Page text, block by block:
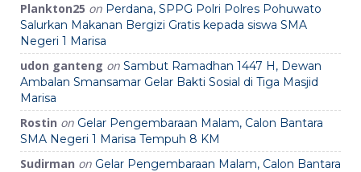
Plankton25 on Perdana, SPPG Polri Polres Pohuwato
Salurkan Makanan Bergizi Gratis kepada siswa SMA
Negeri 1 Marisa
udon ganteng on Sambut Ramadhan 1447 H, Dewan
Ambalan Smansamar Gelar Bakti Sosial di Tiga Masjid
Marisa
Rostin on Gelar Pengembaraan Malam, Calon Bantara
SMA Negeri 1 Marisa Tempuh 8 KM
Sudirman on Gelar Pengembaraan Malam, Calon Bantara